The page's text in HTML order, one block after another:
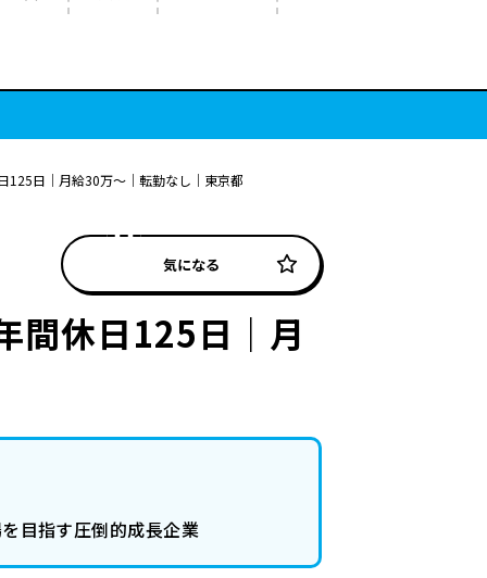
125日｜月給30万～｜転勤なし｜東京都
気になる
間休日125日｜月
目指す圧倒的成長企業